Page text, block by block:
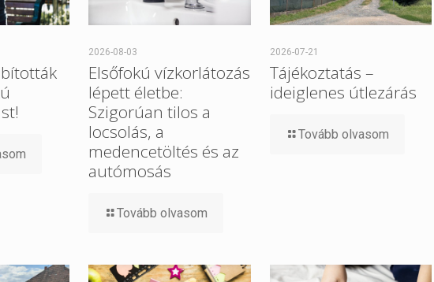
2026-08-03
Elsőfokú vízkorlátozás
lépett életbe:
Szigorúan tilos a
locsolás, a
medencetöltés és az
autómosás
Tovább olvasom
2026-07-21
Tájékoztatás –
ideiglenes útlezárás
Tovább olvasom